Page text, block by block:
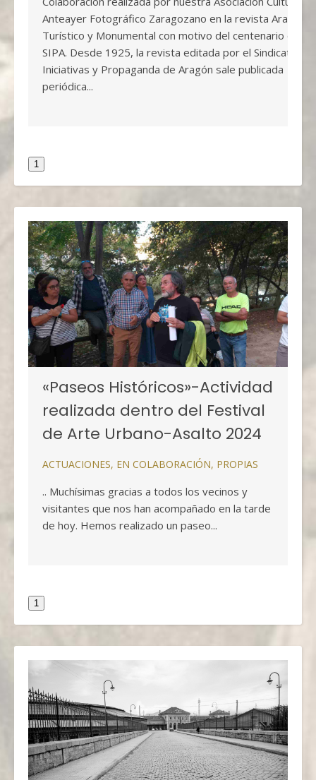
Anteayer Fotográfico Zaragozano en la revista Aragón
Turístico y Monumental con motivo del centenario del
SIPA. Desde 1925, la revista editada por el Sindicato de
Iniciativas y Propaganda de Aragón sale publicada
periódica...
1
«Paseos Históricos»-Actividad
realizada dentro del Festival
de Arte Urbano-Asalto 2024
ACTUACIONES, EN COLABORACIÓN, PROPIAS
.. Muchísimas gracias a todos los vecinos y
visitantes que nos han acompañado en la tarde
de hoy. Hemos realizado un paseo...
1